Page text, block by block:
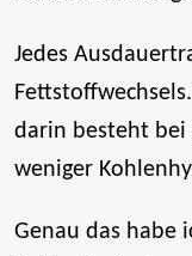
Jedes
darin besteht bei
weniger
Genau das habe